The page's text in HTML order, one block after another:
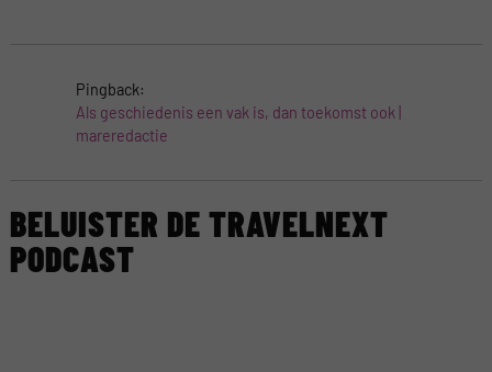
Pingback:
Als geschiedenis een vak is, dan toekomst ook |
mareredactie
BELUISTER DE TRAVELNEXT
PODCAST